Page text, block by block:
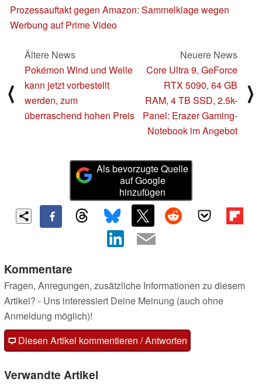
Prozessauftakt gegen Amazon: Sammelklage wegen
Werbung auf Prime Video
⟨
Ältere News
Pokémon Wind und Welle
kann jetzt vorbestellt
werden, zum
überraschend hohen Preis
Neuere News
Core Ultra 9, GeForce
RTX 5090, 64 GB
RAM, 4 TB SSD, 2.5k-
Panel: Erazer Gaming-
Notebook im Angebot
⟩
Als bevorzugte Quelle
auf Google
hinzufügen
Kommentare
Fragen, Anregungen, zusätzliche Informationen zu diesem
Artikel? - Uns interessiert Deine Meinung (auch ohne
Anmeldung möglich)!
Diesen Artikel kommentieren / Antworten
Verwandte Artikel